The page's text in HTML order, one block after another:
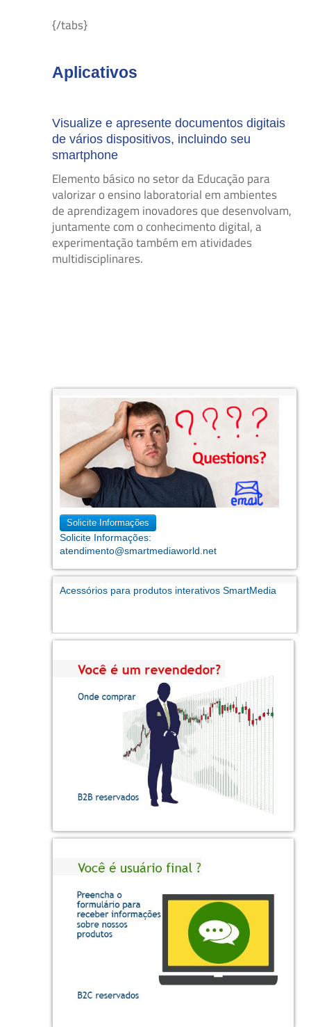
{/tabs}
Aplicativos
Visualize e apresente documentos digitais
de vários dispositivos, incluindo seu
smartphone
Elemento básico no setor da Educação para
valorizar o ensino laboratorial em ambientes
de aprendizagem inovadores que desenvolvam,
juntamente com o conhecimento digital, a
experimentação também em atividades
multidisciplinares.
Solicite Informações
Solicite Informações:
atendimento@smartmediaworld.net
Acessórios para produtos interativos SmartMedia